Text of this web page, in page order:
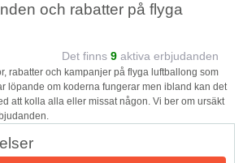
och rabatter på flyga
Det finns 9 aktiva erbjudanden
rabatter och kampanjer på flyga luftballong som
löpande om koderna fungerar men ibland kan det
att kolla alla eller missat någon. Vi ber om ursäkt